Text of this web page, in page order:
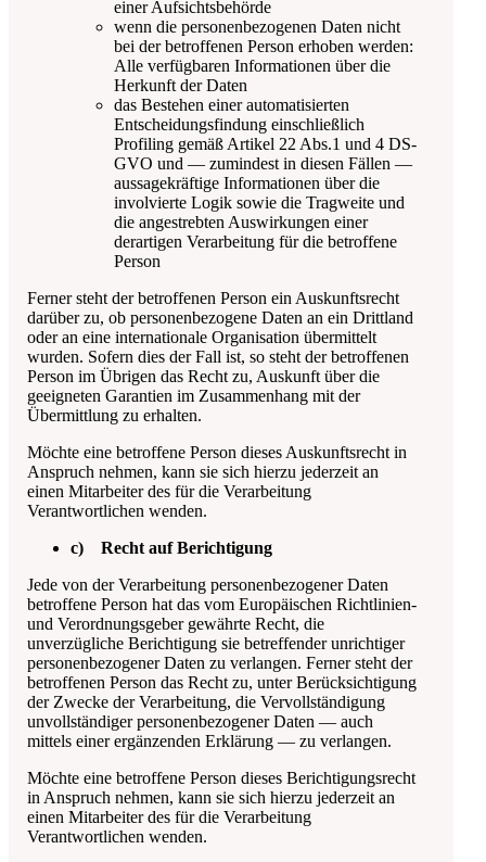
einer Aufsichtsbehörde
wenn die personenbezogenen Daten nicht
bei der betroffenen Person erhoben werden:
Alle verfügbaren Informationen über die
Herkunft der Daten
das Bestehen einer automatisierten
Entscheidungsfindung einschließlich
Profiling gemäß Artikel 22 Abs.1 und 4 DS-
GVO und — zumindest in diesen Fällen —
aussagekräftige Informationen über die
involvierte Logik sowie die Tragweite und
die angestrebten Auswirkungen einer
derartigen Verarbeitung für die betroffene
Person
Ferner steht der betroffenen Person ein Auskunftsrecht
darüber zu, ob personenbezogene Daten an ein Drittland
oder an eine internationale Organisation übermittelt
wurden. Sofern dies der Fall ist, so steht der betroffenen
Person im Übrigen das Recht zu, Auskunft über die
geeigneten Garantien im Zusammenhang mit der
Übermittlung zu erhalten.
Möchte eine betroffene Person dieses Auskunftsrecht in
Anspruch nehmen, kann sie sich hierzu jederzeit an
einen Mitarbeiter des für die Verarbeitung
Verantwortlichen wenden.
c) Recht auf Berichtigung
Jede von der Verarbeitung personenbezogener Daten
betroffene Person hat das vom Europäischen Richtlinien-
und Verordnungsgeber gewährte Recht, die
unverzügliche Berichtigung sie betreffender unrichtiger
personenbezogener Daten zu verlangen. Ferner steht der
betroffenen Person das Recht zu, unter Berücksichtigung
der Zwecke der Verarbeitung, die Vervollständigung
unvollständiger personenbezogener Daten — auch
mittels einer ergänzenden Erklärung — zu verlangen.
Möchte eine betroffene Person dieses Berichtigungsrecht
in Anspruch nehmen, kann sie sich hierzu jederzeit an
einen Mitarbeiter des für die Verarbeitung
Verantwortlichen wenden.